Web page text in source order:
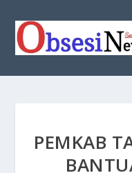
PEMKAB